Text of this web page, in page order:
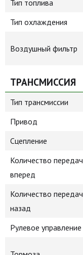
Тип топлива
Тип охлаждения
Воздушный фильтр
ТРАНСМИССИЯ
Тип трансмиссии
Привод
Сцепление
Количество передач
вперед
Количество передач
назад
Рулевое управление